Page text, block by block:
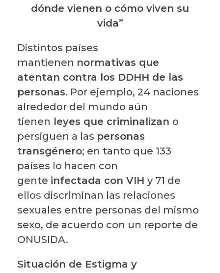
dónde vienen o cómo viven su
vida”
Distintos países
mantienen normativas que
atentan contra los DDHH de las
personas. Por ejemplo, 24 naciones
alrededor del mundo aún
tienen leyes que criminalizan o
persiguen a las personas
transgénero; en tanto que 133
países lo hacen con
gente infectada con VIH y 71 de
ellos discriminan las relaciones
sexuales entre personas del mismo
sexo, de acuerdo con un reporte de
ONUSIDA.
Situación de Estigma y